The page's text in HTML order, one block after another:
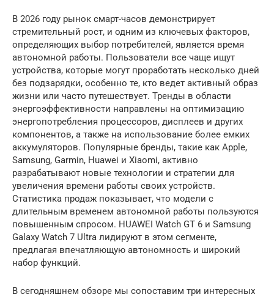
В 2026 году рынок смарт-часов демонстрирует
стремительный рост, и одним из ключевых факторов,
определяющих выбор потребителей, является время
автономной работы. Пользователи все чаще ищут
устройства, которые могут проработать несколько дней
без подзарядки, особенно те, кто ведет активный образ
жизни или часто путешествует. Тренды в области
энергоэффективности направлены на оптимизацию
энергопотребления процессоров, дисплеев и других
компонентов, а также на использование более емких
аккумуляторов. Популярные бренды, такие как Apple,
Samsung, Garmin, Huawei и Xiaomi, активно
разрабатывают новые технологии и стратегии для
увеличения времени работы своих устройств.
Статистика продаж показывает, что модели с
длительным временем автономной работы пользуются
повышенным спросом. HUAWEI Watch GT 6 и Samsung
Galaxy Watch 7 Ultra лидируют в этом сегменте,
предлагая впечатляющую автономность и широкий
набор функций.
В сегодняшнем обзоре мы сопоставим три интересных